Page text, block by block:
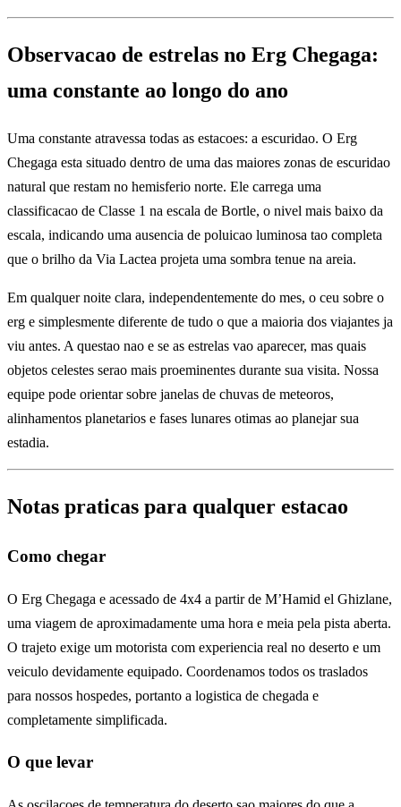
Observacao de estrelas no Erg Chegaga:
uma constante ao longo do ano
Uma constante atravessa todas as estacoes: a escuridao. O Erg
Chegaga esta situado dentro de uma das maiores zonas de escuridao
natural que restam no hemisferio norte. Ele carrega uma
classificacao de Classe 1 na escala de Bortle, o nivel mais baixo da
escala, indicando uma ausencia de poluicao luminosa tao completa
que o brilho da Via Lactea projeta uma sombra tenue na areia.
Em qualquer noite clara, independentemente do mes, o ceu sobre o
erg e simplesmente diferente de tudo o que a maioria dos viajantes ja
viu antes. A questao nao e se as estrelas vao aparecer, mas quais
objetos celestes serao mais proeminentes durante sua visita. Nossa
equipe pode orientar sobre janelas de chuvas de meteoros,
alinhamentos planetarios e fases lunares otimas ao planejar sua
estadia.
Notas praticas para qualquer estacao
Como chegar
O Erg Chegaga e acessado de 4x4 a partir de M’Hamid el Ghizlane,
uma viagem de aproximadamente uma hora e meia pela pista aberta.
O trajeto exige um motorista com experiencia real no deserto e um
veiculo devidamente equipado. Coordenamos todos os traslados
para nossos hospedes, portanto a logistica de chegada e
completamente simplificada.
O que levar